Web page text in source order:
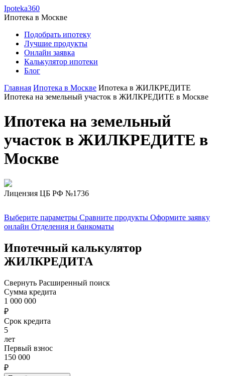
Ipoteka360
Ипотека в Москве
Подобрать ипотеку
Лучшие продукты
Онлайн заявка
Калькулятор ипотеки
Блог
Главная Ипотека в Москве Ипотека в ЖИЛКРЕДИТЕ
Ипотека на земельный участок в ЖИЛКРЕДИТЕ в Москве
Ипотека на земельный
участок в ЖИЛКРЕДИТЕ в
Москве
Лицензия ЦБ РФ №1736
Выберите параметры Сравните продукты Оформите заявку
онлайн Отделения и банкоматы
Ипотечный калькулятор
ЖИЛКРЕДИТА
Свернуть Расширенный поиск
Сумма кредита
1 000 000
₽
Срок кредита
5
лет
Первый взнос
150 000
₽